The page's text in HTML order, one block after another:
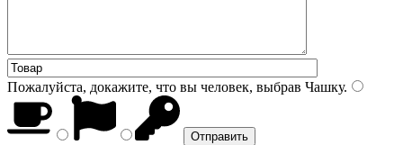
Пожалуйста, докажите, что вы человек, выбрав Чашку.